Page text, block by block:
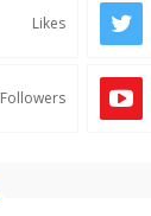
Likes
Followers